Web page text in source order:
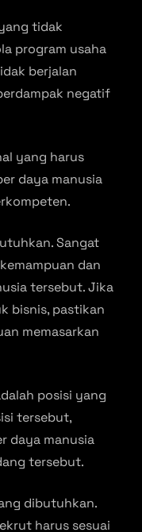
tidak
program usaha
berjalan
negatif
yang harus
daya manusia
Sangat
dan
tersebut. Jika
bisnis, pastikan
memasarkan
posisi yang
tersebut,
daya manusia
tersebut.
dibutuhkan.
harus sesuai